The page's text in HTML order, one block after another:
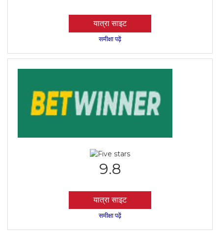
यात्रा साइट
समीक्षा पढ़ें
9.8
यात्रा साइट
समीक्षा पढ़ें